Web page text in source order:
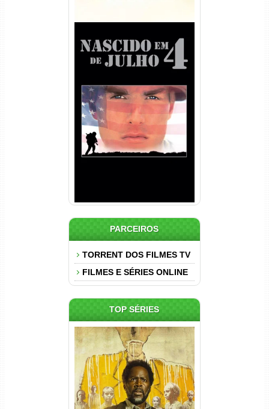
Nascido em 4 de Julho
Torrent (1989) WEB-DL 1080p
Dual Áudio
PARCEIROS
TORRENT DOS FILMES TV
FILMES E SÉRIES ONLINE
TOP SÉRIES